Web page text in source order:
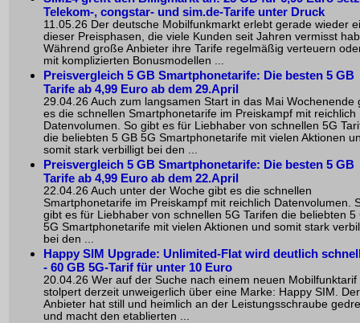
Telekom-, congstar- und sim.de-Tarife unter Druck
11.05.26 Der deutsche Mobilfunkmarkt erlebt gerade wieder
dieser Preisphasen, die viele Kunden seit Jahren vermisst
Während große Anbieter ihre Tarife regelmäßig verteuern
mit komplizierten Bonusmodellen ...
Preisvergleich 5 GB Smartphonetarife: Die besten 5 GB
Tarife ab 4,99 Euro ab dem 29.April
29.04.26 Auch zum langsamen Start in das Mai Wochenende
es die schnellen Smartphonetarife im Preiskampf mit reichlich
Datenvolumen. So gibt es für Liebhaber von schnellen 5G
die beliebten 5 GB 5G Smartphonetarife mit vielen Aktionen
somit stark verbilligt bei den ...
Preisvergleich 5 GB Smartphonetarife: Die besten 5 GB
Tarife ab 4,99 Euro ab dem 22.April
22.04.26 Auch unter der Woche gibt es die schnellen
Smartphonetarife im Preiskampf mit reichlich Datenvolumen.
gibt es für Liebhaber von schnellen 5G Tarifen die beliebten 5
5G Smartphonetarife mit vielen Aktionen und somit stark
bei den ...
Happy SIM Upgrade: Unlimited-Flat wird deutlich
- 60 GB 5G-Tarif für unter 10 Euro
20.04.26 Wer auf der Suche nach einem neuen Mobilfunktarif
stolpert derzeit unweigerlich über eine Marke: Happy SIM. Der
Anbieter hat still und heimlich an der Leistungsschraube
und macht den etablierten ...